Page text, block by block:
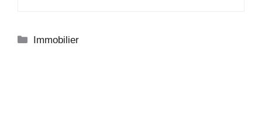
Catégories
Immobilier